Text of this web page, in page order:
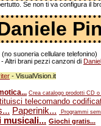
Se non ti va configura il
suoneria cellulare telefonino)
- Altri brani pezzi canzoni di
- VisualVision.it
Crea catalogo prodotti CD o
telecomando
Paperinik... Programmi
musicali... Giochi gratis...